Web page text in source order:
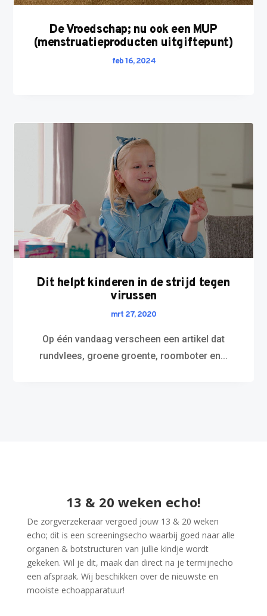
De Vroedschap; nu ook een MUP
(menstruatieproducten uitgiftepunt)
feb 16, 2024
Dit helpt kinderen in de strijd tegen
virussen
mrt 27, 2020
Op één vandaag verscheen een artikel dat
rundvlees, groene groente, roomboter en...
13 & 20 weken echo!
De zorgverzekeraar vergoed jouw 13 & 20 weken
echo; dit is een screeningsecho waarbij goed naar alle
organen & botstructuren van jullie kindje wordt
gekeken. Wil je dit, maak dan direct na je termijnecho
een afspraak. Wij beschikken over de nieuwste en
mooiste echoapparatuur!